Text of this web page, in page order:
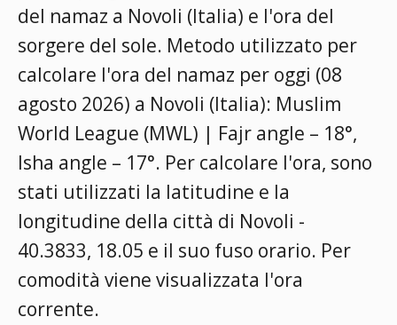
del namaz a Novoli (Italia) e l'ora del
sorgere del sole. Metodo utilizzato per
calcolare l'ora del namaz per oggi (08
agosto 2026) a Novoli (Italia): Muslim
World League (MWL) | Fajr angle – 18°,
Isha angle – 17°. Per calcolare l'ora, sono
stati utilizzati la latitudine e la
longitudine della città di Novoli -
40.3833, 18.05 e il suo fuso orario. Per
comodità viene visualizzata l'ora
corrente.